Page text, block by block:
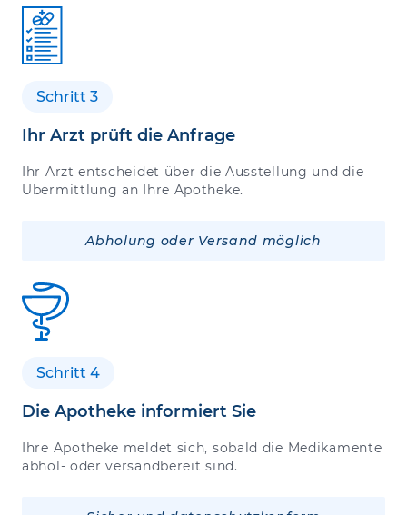
Schritt 3
Ihr Arzt prüft die Anfrage
Ihr Arzt entscheidet über die Ausstellung und die
Übermittlung an Ihre Apotheke.
Abholung oder Versand möglich
Schritt 4
Die Apotheke informiert Sie
Ihre Apotheke meldet sich, sobald die Medikamente
abhol- oder versandbereit sind.